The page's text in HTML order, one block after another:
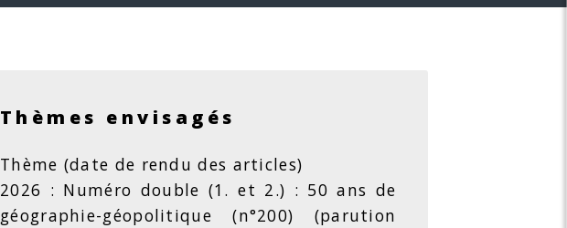
Thèmes envisagés
Thème (date de rendu des articles)
2026 : Numéro double (1. et 2.) : 50 ans de
géographie-géopolitique (n°200) (parution